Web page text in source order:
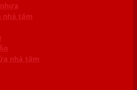
nhà tắm
nhà tắm